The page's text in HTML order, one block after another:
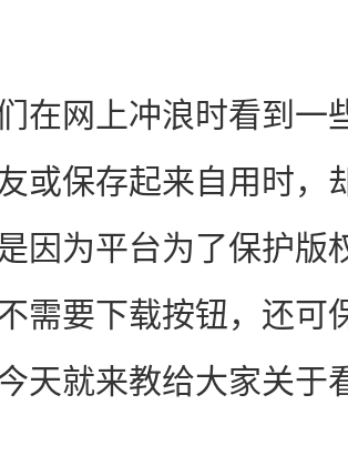
网上冲浪时看到一
或保存起来自用时，
因为平台为了保护版
需要下载按钮，还可
天就来教给大家关于